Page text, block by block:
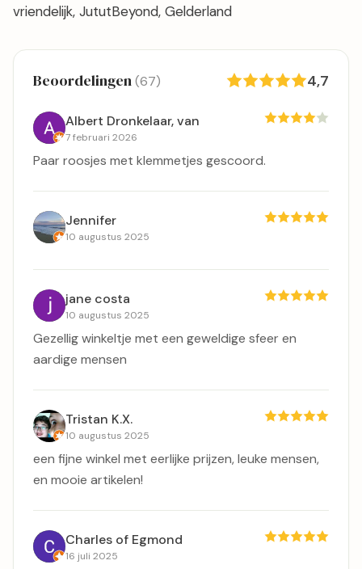
vriendelijk, JututBeyond, Gelderland
Beoordelingen(67) 4,7
Albert Dronkelaar, van
7 februari 2026
Paar roosjes met klemmetjes gescoord.
Jennifer
10 augustus 2025
jane costa
10 augustus 2025
Gezellig winkeltje met een geweldige sfeer en
aardige mensen
Tristan K.X.
10 augustus 2025
een fijne winkel met eerlijke prijzen, leuke mensen,
en mooie artikelen!
Charles of Egmond
16 juli 2025